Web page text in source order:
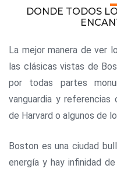
DONDE TODOS
La mejor manera de ver
las clásicas vistas de
por todas partes
vanguardia y referencias
de Harvard o algunos de
Boston es una ciudad
energía y hay infinidad